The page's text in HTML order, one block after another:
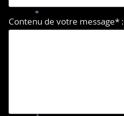
*
Contenu de votre message* :